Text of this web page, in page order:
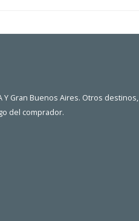
Y Gran Buenos Aires. Otros destinos,
del comprador.